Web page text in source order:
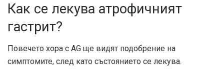
Как се лекува атрофичният
гастрит?
Повечето хора с AG ще видят подобрение на
симптомите, след като състоянието се лекува.